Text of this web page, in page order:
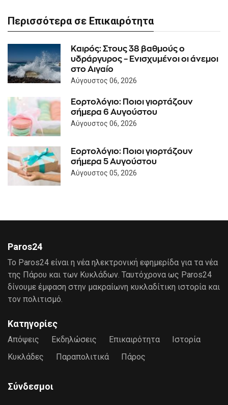
Περισσότερα σε Επικαιρότητα
Καιρός: Στους 38 βαθμούς ο
υδράργυρος – Ενισχυμένοι οι άνεμοι
στο Αιγαίο
Αύγουστος 06, 2026
Εορτολόγιο: Ποιοι γιορτάζουν
σήμερα 6 Αυγούστου
Αύγουστος 06, 2026
Εορτολόγιο: Ποιοι γιορτάζουν
σήμερα 5 Αυγούστου
Αύγουστος 05, 2026
Paros24
Το Paros24 είναι η νέα ηλεκτρονική εφημερίδα για τα νέα
της Πάρου και των Κυκλάδων. Ταυτόχρονα ως Paros24
δίνουμε έμφαση στην μακραίωνη κυκλαδίτικη ιστορία και
τον πολιτισμό.
Κατηγορίες
Απόψεις Εκδηλώσεις Επικαιρότητα
Ιστορία
Κυκλάδες
Παραπολιτικά Πάρος
Σύνδεσμοι